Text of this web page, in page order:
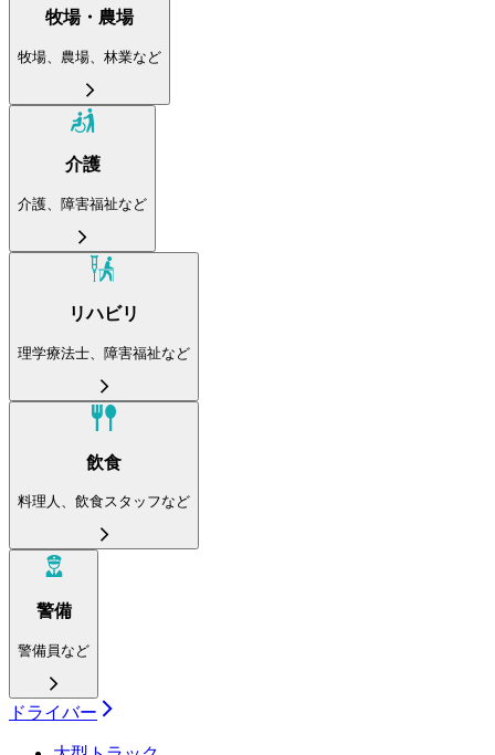
牧場・農場
牧場、農場、林業など
介護
介護、障害福祉など
リハビリ
理学療法士、障害福祉など
飲食
料理人、飲食スタッフなど
警備
警備員など
ドライバー